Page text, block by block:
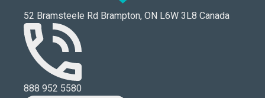
52 Bramsteele Rd Brampton, ON L6W 3L8 Canada
888 952 5580